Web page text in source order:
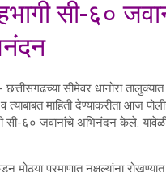
सी-६०
छत्तीसगढच्या सीमेवर धानोरा
माहिती देण्याकरीता आज
सी-६० जवानांचे अभिनंदन केले.
मोठ्या प्रमाणात नक्षल्यांना